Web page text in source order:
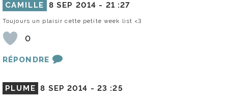
CAMILLE 8 SEP 2014 - 21 :27
Toujours un plaisir cette petite week list <3
0
RÉPONDRE
PLUME 8 SEP 2014 - 23 :25